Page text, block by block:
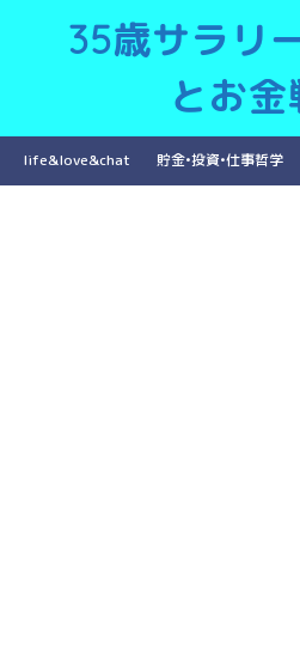
35歳サラリ
とお金
life&love&chat 貯金•投資•仕事哲学